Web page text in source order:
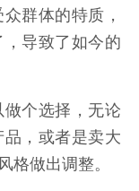
群体的特质，
导致了如今的
个选择，无论
，或者是卖大
做出调整。